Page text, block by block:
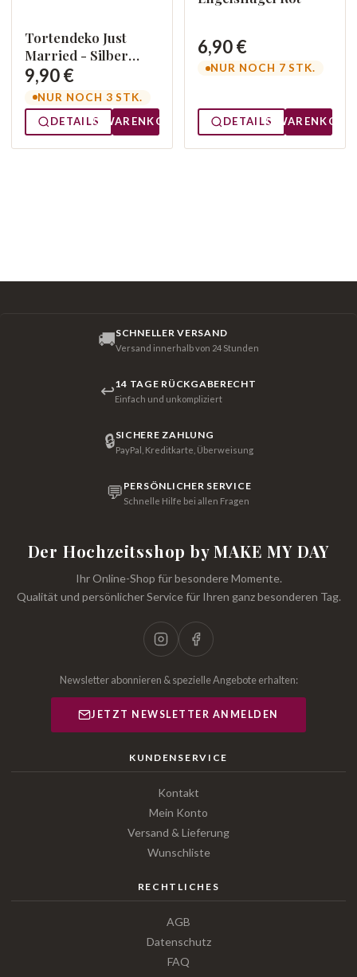
Tortendeko Just
Married - Silber
oder Gold Gold
9,90 €
NUR NOCH 3 STK.
DETAILS
WARENKORB
6,90 €
NUR NOCH 7 STK.
DETAILS WARENKORB
🚚SCHNELLER VERSAND
Versand innerhalb von 24 Stunden
↩14 TAGE RÜCKGABERECHT
Einfach und unkompliziert
🔒SICHERE ZAHLUNG
PayPal, Kreditkarte, Überweisung
💬 PERSÖNLICHER SERVICE
Schnelle Hilfe bei allen Fragen
Der Hochzeitsshop by MAKE MY DAY
Ihr Online-Shop für besondere Momente.
Qualität und persönlicher Service für Ihren ganz besonderen Tag.
Newsletter abonnieren & spezielle Angebote erhalten:
JETZT NEWSLETTER ANMELDEN
KUNDENSERVICE
Kontakt
Mein Konto
Versand & Lieferung
Wunschliste
RECHTLICHES
AGB
Datenschutz
FAQ